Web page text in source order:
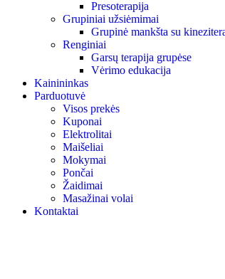
Presoterapija
Grupiniai užsiėmimai
Grupinė mankšta su
Renginiai
Garsų terapija grupėse
Vėrimo edukacija
Kainininkas
Parduotuvė
Visos prekės
Kuponai
Elektrolitai
Maišeliai
Mokymai
Pončai
Žaidimai
Masažinai volai
Kontaktai